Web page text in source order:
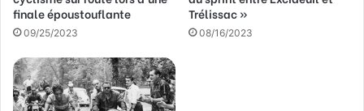
a
i
finale époustouflante
09/25/2023
Trélissac »
08/16/2023